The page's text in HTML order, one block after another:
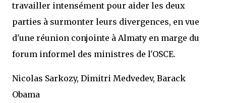
travailler intensément pour aider les deux
parties à surmonter leurs divergences, en vue
d'une réunion conjointe à Almaty en marge du
forum informel des ministres de l'OSCE.
Nicolas Sarkozy, Dimitri Medvedev, Barack
Obama